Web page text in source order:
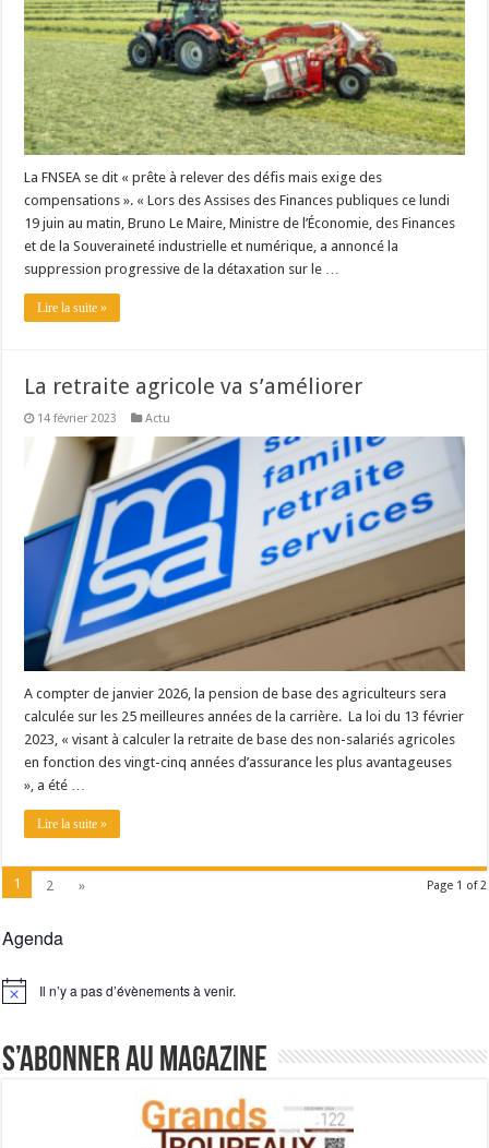
La FNSEA se dit « prête à relever des défis mais exige des
compensations ». « Lors des Assises des Finances publiques ce lundi
19 juin au matin, Bruno Le Maire, Ministre de l’Économie, des Finances
et de la Souveraineté industrielle et numérique, a annoncé la
suppression progressive de la détaxation sur le …
Lire la suite »
La retraite agricole va s’améliorer
14 février 2023 Actu
A compter de janvier 2026, la pension de base des agriculteurs sera
calculée sur les 25 meilleures années de la carrière. La loi du 13 février
2023, « visant à calculer la retraite de base des non-salariés agricoles
en fonction des vingt-cinq années d’assurance les plus avantageuses
», a été …
Lire la suite »
Page 1 of 2
1 2 »
Agenda
Notice Il n’y a pas d’évènements à venir.
S’abonner au magazine